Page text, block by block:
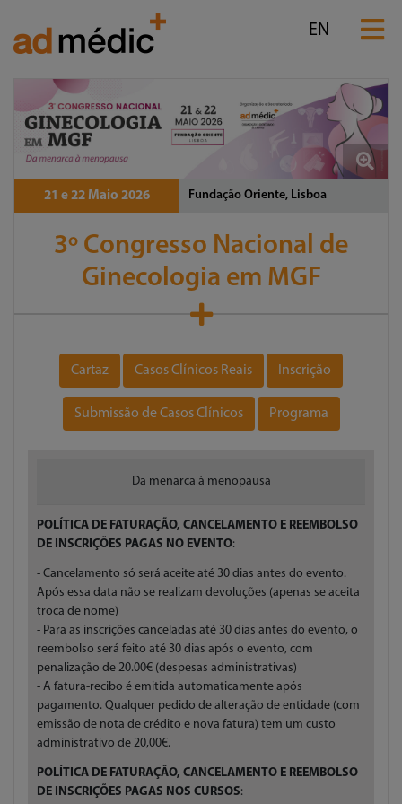
EN
21 e 22 Maio 2026 Fundação Oriente, Lisboa
3º Congresso Nacional de
Ginecologia em MGF
Cartaz Casos Clínicos Reais Inscrição
Submissão de Casos Clínicos Programa
Da menarca à menopausa
POLÍTICA DE FATURAÇÃO, CANCELAMENTO E REEMBOLSO
DE INSCRIÇÕES PAGAS NO EVENTO:
- Cancelamento só será aceite até 30 dias antes do evento.
Após essa data não se realizam devoluções (apenas se aceita
troca de nome)
- Para as inscrições canceladas até 30 dias antes do evento, o
reembolso será feito até 30 dias após o evento, com
penalização de 20.00€ (despesas administrativas)
- A fatura-recibo é emitida automaticamente após
pagamento. Qualquer pedido de alteração de entidade (com
emissão de nota de crédito e nova fatura) tem um custo
administrativo de 20,00€.
POLÍTICA DE FATURAÇÃO, CANCELAMENTO E REEMBOLSO
DE INSCRIÇÕES PAGAS NOS CURSOS: